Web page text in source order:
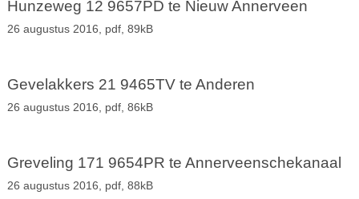
Hunzeweg 12 9657PD te Nieuw Annerveen
26 augustus 2016, pdf, 89kB
Gevelakkers 21 9465TV te Anderen
26 augustus 2016, pdf, 86kB
Greveling 171 9654PR te Annerveenschekanaal
26 augustus 2016, pdf, 88kB